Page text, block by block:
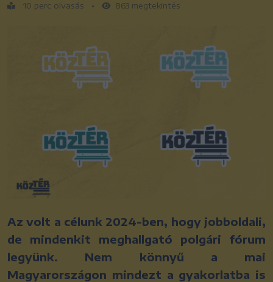
10 perc olvasás
• 863 megtekintés
Az volt a célunk 2024-ben, hogy jobboldali,
de mindenkit meghallgató polgári fórum
legyünk. Nem könnyű a mai
Magyarországon mindezt a gyakorlatba is